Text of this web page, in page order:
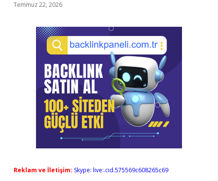
Temmuz 22, 2026
Reklam ve İletişim: Skype: live:.cid.575569c608265c69